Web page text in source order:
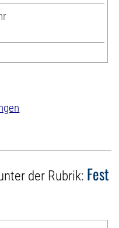
der Rubrik: Fest